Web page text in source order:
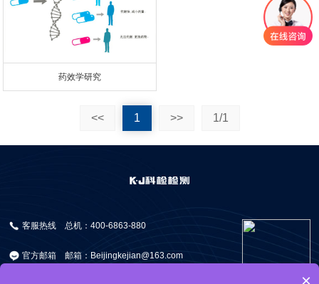
药效学研究
<< 1 >> 1/1
客服热线 总机：400-6863-880
官方邮箱 邮箱：Beijingkejian@163.com